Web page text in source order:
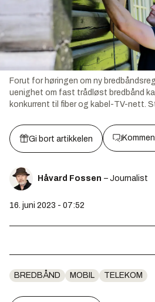
Forut for høringen om ny
uenighet om fast trådløst bredbånd
konkurrent til fiber og kabel-TV-nett.
Gi bort artikkelen
Håvard Fossen – Journalist
16. juni 2023 - 07:52
BREDBÅND MOBIL TELEKOM